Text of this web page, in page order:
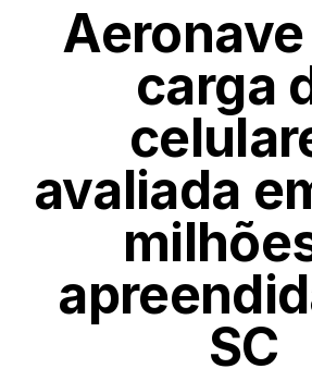
carga
avaliada
SC